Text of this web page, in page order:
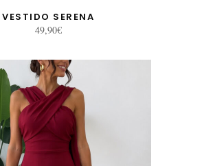
VESTIDO SERENA
49,90€
Este producto tiene múltiples variantes. Las opciones se pueden elegir en la página de producto